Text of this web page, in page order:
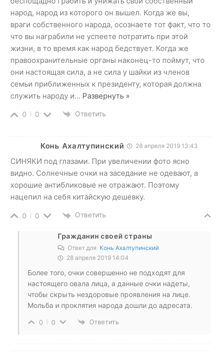
народ, народ из которого он вышел. Когда же вы,
враги собственного народа, осознаете тот факт, что то
что вы награбили не успеете потратить при этой
жизни, в то время как народ бедствует. Когда же
правоохранительные органы наконец-то поймут, что
они настоящая сила, а не сила у шайки из членов
семьи приближенных к президенту, которая должна
служить народу и… Развернуть »
0 0 Ответить
Конь Ахалтупинский 28 апреля 2019 13:43
СИНЯКИ под глазами. При увеличении фото ясно
видно. Солнечные очки на заседание не одевают, а
хорошие антибликовые не отражают. Поэтому
нацепил на себя китайскую дешевку.
0 0 Ответить
Гражданин своей страны
Ответ для Конь Ахалтупинский
28 апреля 2019 14:04
Более того, очки совершенно не подходят для
настоящего овала лица, а данные очки надеты,
чтобы скрыть нездоровые проявления на лице.
Мольба и проклятия народа дошли до адресата.
0 0 Ответить